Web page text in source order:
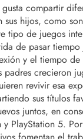
compartir
sus hijos, como
tipo de juegos
de pasar
y el tiempo
padres crecieron
revivir esa
sus títulos
juntos, en
y PlayStation 5.